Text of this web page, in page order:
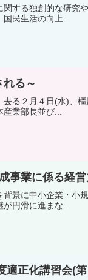
関する独創的な研
民生活の向上...
る～
る２月４日(水)、
業部長並び...
事業に係る経
景に中小企業・小
円滑に進まな...
適正化講習会(